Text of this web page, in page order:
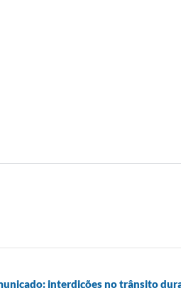
interdições no trânsito